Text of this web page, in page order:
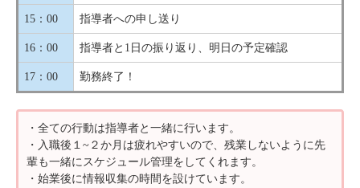
15：00 指導者への申し送り
16：00 指導者と1日の振り返り、明日の予定確認
17：00 勤務終了！
・全ての行動は指導者と一緒に行います。
・入職後１~２か月は疲れやすいので、残業しないように先
輩も一緒にスケジュール管理をしてくれます。
・始業後に情報収集の時間を設けています。